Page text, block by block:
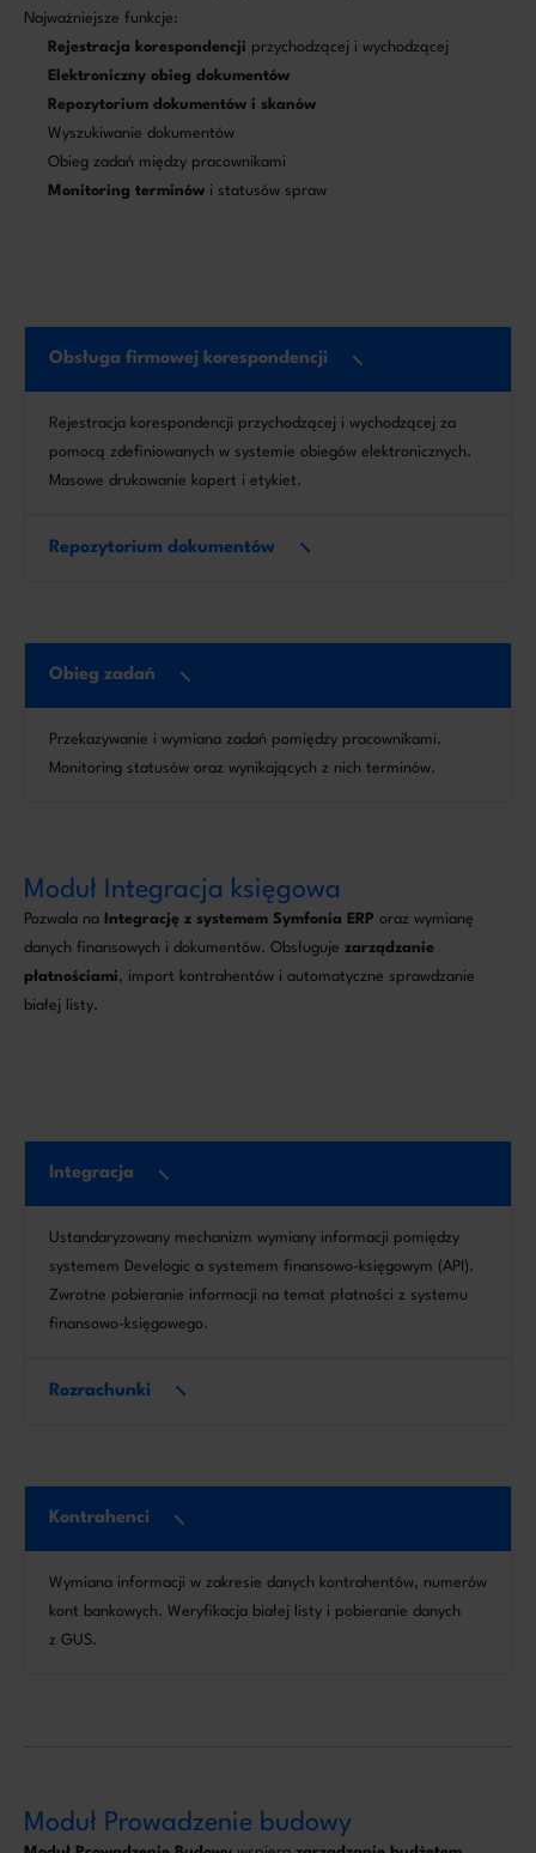
Najważniejsze funkcje:
Rejestracja korespondencji przychodzącej i wychodzącej
Elektroniczny obieg dokumentów
Repozytorium dokumentów i skanów
Wyszukiwanie dokumentów
Obieg zadań między pracownikami
Monitoring terminów i statusów spraw
Obsługa firmowej korespondencji
Rejestracja korespondencji przychodzącej i wychodzącej za
pomocą zdefiniowanych w systemie obiegów elektronicznych.
Masowe drukowanie kopert i etykiet.
Repozytorium dokumentów
Obieg zadań
Przekazywanie i wymiana zadań pomiędzy pracownikami.
Monitoring statusów oraz wynikających z nich terminów.
Moduł Integracja księgowa
Pozwala na Integrację z systemem Symfonia ERP oraz wymianę
danych finansowych i dokumentów. Obsługuje zarządzanie
płatnościami, import kontrahentów i automatyczne sprawdzanie
białej listy.
Integracja
Ustandaryzowany mechanizm wymiany informacji pomiędzy
systemem Develogic a systemem finansowo-księgowym (API).
Zwrotne pobieranie informacji na temat płatności z systemu
finansowo-księgowego.
Rozrachunki
Kontrahenci
Wymiana informacji w zakresie danych kontrahentów, numerów
kont bankowych. Weryfikacja białej listy i pobieranie danych
z GUS.
Moduł Prowadzenie budowy